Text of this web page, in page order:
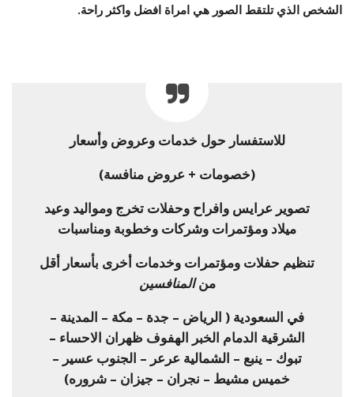
الشخص الذي تلتقط الصور هي امراة افضل واكثر راحة.
للاستفسار حول خدمات وعروض وأسعار
(خصومات + عروض منافسة)
تصوير عرايس وافراح وحفلات تخرج ومواليد وعيد
ميلاد ومؤتمرات وشركات وخطوبة ومناسبات
تنظيم حفلات ومؤتمرات وخدمات أخرى بأسعار أقل
منالمنافسين
في السعودية ( الرياض – جدة – مكة – المدينة –
الشرقية الدمام الخبر الهفوف ظهران الاحساء –
تبوك – ينبع – الشمالية عرعر – الجنوب عسير –
خميس مشيط – نجران – جيزان – شروره)